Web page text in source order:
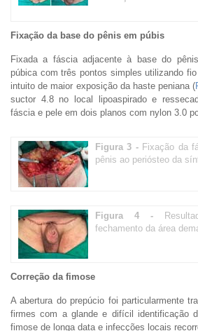
Fixação da base do pênis em púbis
Fixada a fáscia adjacente à base do
púbica com três pontos simples utilizando
intuito de maior exposição da haste peniana (
suctor 4.8 no local lipoaspirado e
fáscia e pele em dois planos com nylon 3.0
Figura 3 - Fixação da
pênis ao periósteo da
Figura 4 -
fechamento da área
Correção da fimose
A abertura do prepúcio foi particularmente
firmes com a glande e difícil identificação
fimose de longa data e infecções locais